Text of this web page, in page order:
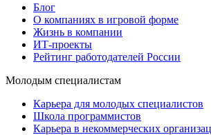
Блог
О компаниях в игровой форме
Жизнь в компании
ИТ-проекты
Рейтинг работодателей России
Молодым специалистам
Карьера для молодых специалистов
Школа программистов
Карьера в некоммерческих